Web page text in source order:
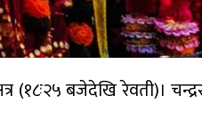
(१८ः२५ बजेदेखि रेवती)।